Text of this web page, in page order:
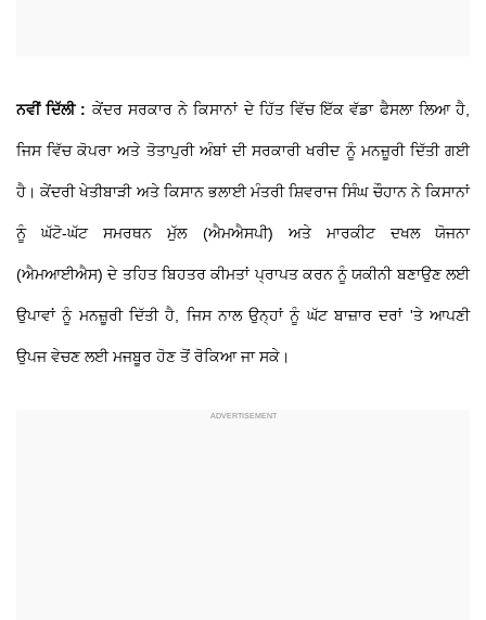
ਨਵੀਂ ਦਿੱਲੀ : ਕੇਂਦਰ ਸਰਕਾਰ ਨੇ ਕਿਸਾਨਾਂ ਦੇ ਹਿੱਤ ਵਿੱਚ ਇੱਕ ਵੱਡਾ ਫੈਸਲਾ ਲਿਆ ਹੈ,
ਜਿਸ ਵਿੱਚ ਕੋਪਰਾ ਅਤੇ ਤੋਤਾਪੁਰੀ ਅੰਬਾਂ ਦੀ ਸਰਕਾਰੀ ਖਰੀਦ ਨੂੰ ਮਨਜ਼ੂਰੀ ਦਿੱਤੀ ਗਈ
ਹੈ। ਕੇਂਦਰੀ ਖੇਤੀਬਾੜੀ ਅਤੇ ਕਿਸਾਨ ਭਲਾਈ ਮੰਤਰੀ ਸ਼ਿਵਰਾਜ ਸਿੰਘ ਚੌਹਾਨ ਨੇ ਕਿਸਾਨਾਂ
ਨੂੰ ਘੱਟੋ-ਘੱਟ ਸਮਰਥਨ ਮੁੱਲ (ਐਮਐਸਪੀ) ਅਤੇ ਮਾਰਕੀਟ ਦਖਲ ਯੋਜਨਾ
(ਐਮਆਈਐਸ) ਦੇ ਤਹਿਤ ਬਿਹਤਰ ਕੀਮਤਾਂ ਪ੍ਰਾਪਤ ਕਰਨ ਨੂੰ ਯਕੀਨੀ ਬਣਾਉਣ ਲਈ
ਉਪਾਵਾਂ ਨੂੰ ਮਨਜ਼ੂਰੀ ਦਿੱਤੀ ਹੈ, ਜਿਸ ਨਾਲ ਉਨ੍ਹਾਂ ਨੂੰ ਘੱਟ ਬਾਜ਼ਾਰ ਦਰਾਂ 'ਤੇ ਆਪਣੀ
ਉਪਜ ਵੇਚਣ ਲਈ ਮਜਬੂਰ ਹੋਣ ਤੋਂ ਰੋਕਿਆ ਜਾ ਸਕੇ।